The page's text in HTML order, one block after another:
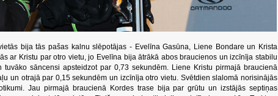
bija tās pašas kalnu slēpotājas - Evelīna Gasūna, Liene Bondare un Krista
ar Kristu par otro vietu, jo Evelīna bija ātrākā abos braucienos un izcīnīja stabilu
sāncensi apsteidzot par 0,73 sekundēm. Liene Kristu pirmajā braucienā
un otrajā par 0,15 sekundēm un izcīnīja otro vietu. Svētdien slalomā norisinājās
Jau pirmajā braucienā Kordes trase bija par grūtu un izstājās septiņas